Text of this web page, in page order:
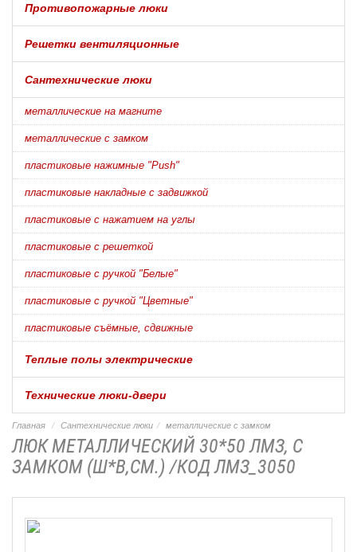
Противопожарные люки
Решетки вентиляционные
Сантехнические люки
металлические на магните
металлические с замком
пластиковые нажимные "Push"
пластиковые накладные с задвижкой
пластиковые с нажатием на углы
пластиковые с решеткой
пластиковые с ручкой "Белые"
пластиковые с ручкой "Цветные"
пластиковые съёмные, сдвижные
Теплые полы электрические
Технические люки-двери
Главная Сантехнические люки металлические с замком
ЛЮК МЕТАЛЛИЧЕСКИЙ 30*50 ЛМЗ, С
ЗАМКОМ (Ш*В,СМ.) /КОД ЛМЗ_3050